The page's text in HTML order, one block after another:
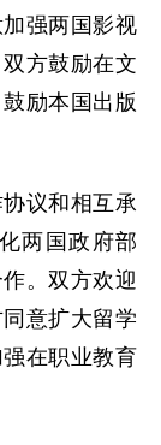
强两国影视
方鼓励在文
励本国出版
议和相互承
两国政府部
。双方欢迎
意扩大留学
在职业教育